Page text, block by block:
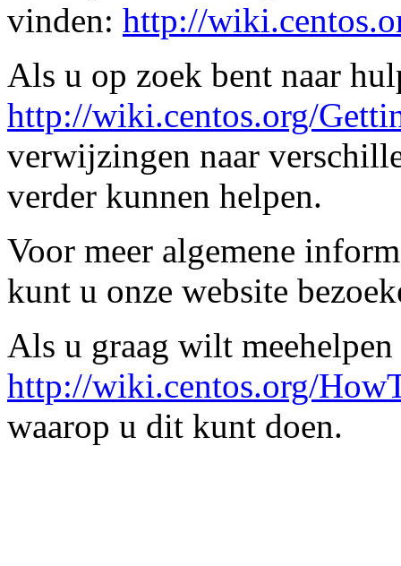
vinden: http://
Als u op zoek bent naar
http://wiki.centos.org/
verwijzingen naar
verder kunnen helpen.
Voor meer algemene
kunt u onze website
Als u graag wilt
http://wiki.centos.org/
waarop u dit kunt doen.